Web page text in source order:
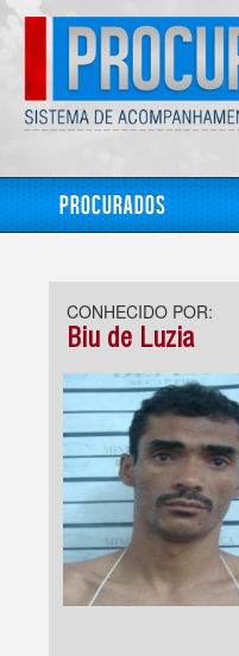
Procurados
CONHECIDO POR:
Biu de Luzia